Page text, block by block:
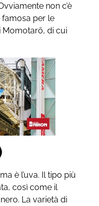
non c’è
famosa per le
Momotarō, di cui
è l’uva. Il tipo più
così come il
La varietà di